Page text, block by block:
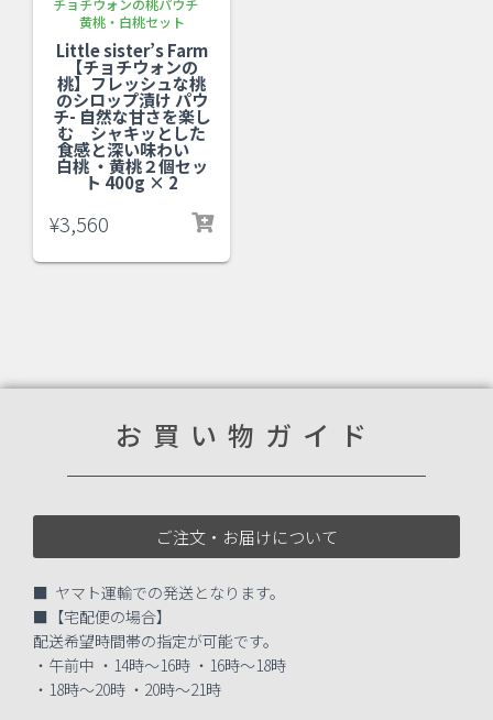
黄桃・白桃セット
Little sister’s Farm
【チョチウォンの
桃】フレッシュな桃
のシロップ漬け パウ
チ- 自然な甘さを楽し
む シャキッとした
食感と深い味わい
白桃 ・黄桃２個セッ
ト 400g × 2
¥3,560
お買い物ガイド
ご注文・お届けについて
■ ヤマト運輸での発送となります。
■【宅配便の場合】
配送希望時間帯の指定が可能です。
・午前中 ・14時～16時 ・16時～18時
・18時～20時 ・20時～21時